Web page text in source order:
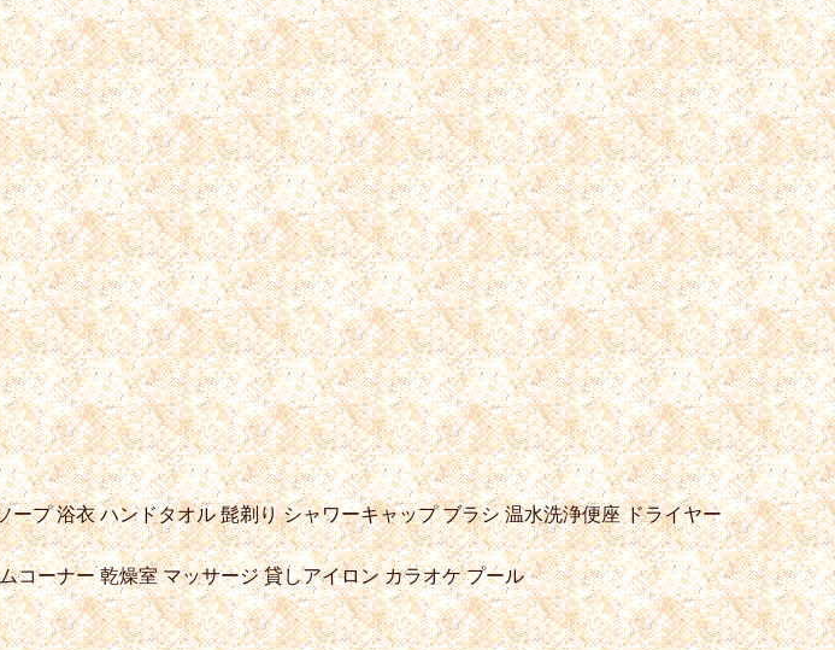
ープ浴衣ハンドタオル髭剃りシャワーキャップブラシ温水洗浄便座ドライヤー
コーナー乾燥室マッサージ貸しアイロンカラオケプール